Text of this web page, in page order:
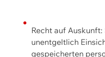
Recht auf
unentgeltlich
gespeicherten